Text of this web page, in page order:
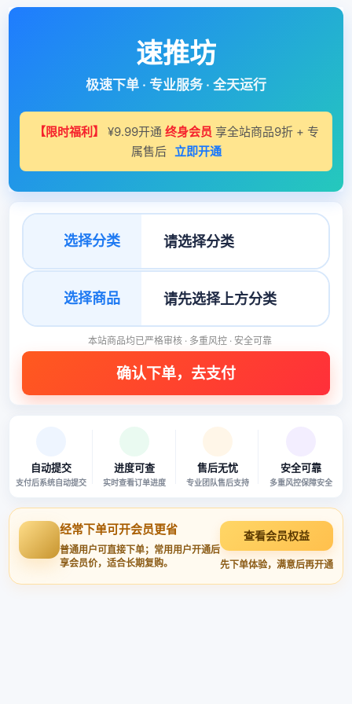
速推坊
极速下单 · 专业服务 · 全天运行
【限时福利】 ¥9.99开通终身会员享全站商品9折 + 专
属售后 立即开通
选择商品
本站商品均已严格审核 · 多重风控 · 安全可靠
自动提交
支付后系统自动提交
进度可查
实时查看订单进度
售后无忧
专业团队售后支持
安全可靠
多重风控保障安全
经常下单可开会员更省